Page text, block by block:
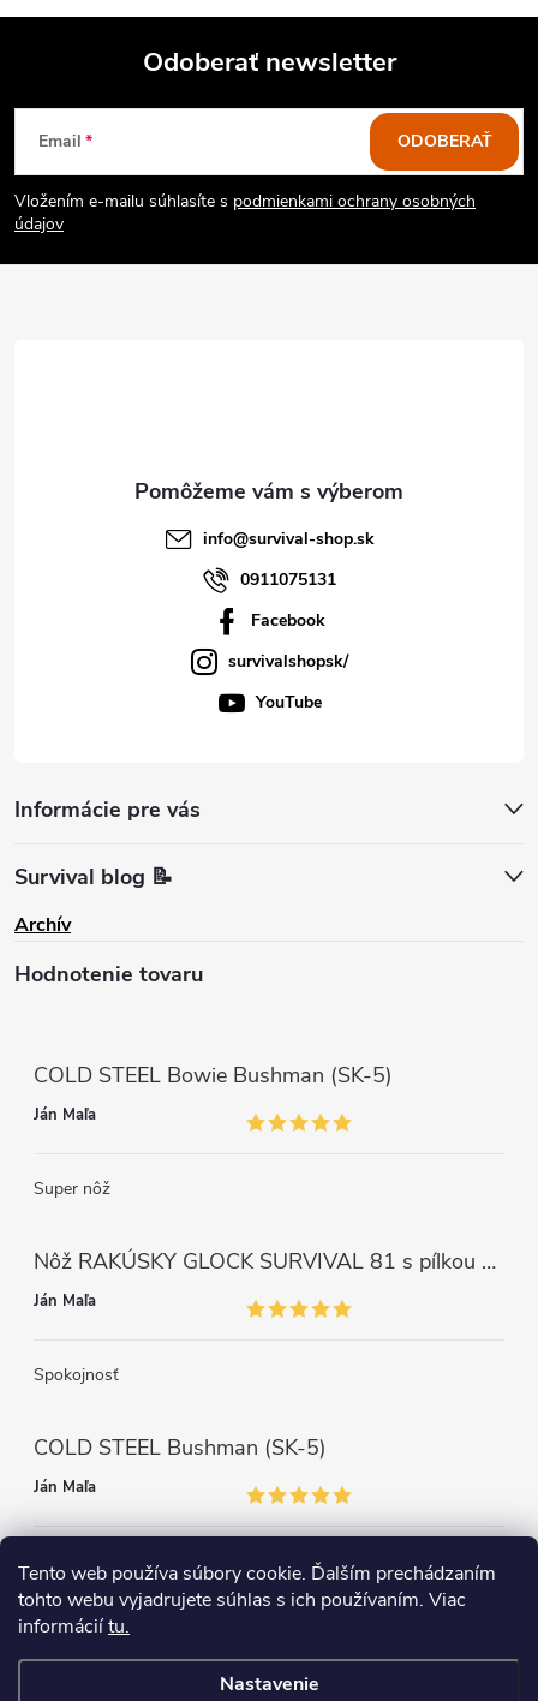
Tento web používa súbory cookie. Ďalším prechádzaním
tohto webu vyjadrujete súhlas s ich používaním. Viac
informáciítu.
Nastavenie
Z
á
p
Odoberať newsletter
Email
Vložením e-mailu súhlasíte s podmienkami ochrany osobných
údajov
ODOBERAŤ
info@survival-shop.sk
0911075131
Facebook
survivalshopsk/
YouTube
Informácie pre vás
Survival blog 📝
Archív
Hodnotenie tovaru
COLD STEEL Bowie Bushman (SK-5)
Ján Maľa
Super nôž
Nôž RAKÚSKY GLOCK SURVIVAL 81 s pílkou ZELENÝ
Ján Maľa
Spokojnosť
COLD STEEL Bushman (SK-5)
Ján Maľa
Môžem len povedať super,super a super nôž